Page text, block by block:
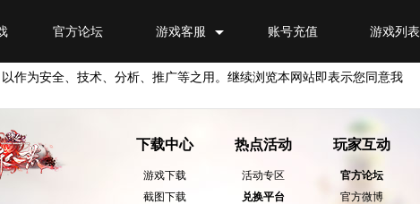
游戏列表
账号充值
游戏客服
官方论坛
以作为安全、技术、分析、推广等之用。继续浏览本网站即表示您同意我
下载中心
游戏下载
截图下载
热点活动
活动专区
兑换平台
玩家互动
官方论坛
官方微博